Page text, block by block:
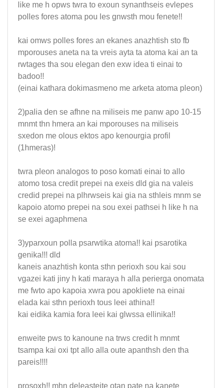
like me h opws twra to exoun synanthseis evlepes
polles fores atoma pou les gnwsth mou fenete!!
kai omws polles fores an ekanes anazhtish sto fb
mporouses aneta na ta vreis ayta ta atoma kai an ta
rwtages tha sou elegan den exw idea ti einai to
badoo!!
(einai kathara dokimasmeno me arketa atoma pleon)
2)palia den se afhne na miliseis me panw apo 10-15
mnmt thn hmera an kai mporouses na miliseis
sxedon me olous ektos apo kenourgia profil
(1hmeras)!
twra pleon analogos to poso komati einai to allo
atomo tosa credit prepei na exeis dld gia na valeis
credid prepei na plhrwseis kai gia na sthleis mnm se
kapoio atomo prepei na sou exei pathsei h like h na
se exei agaphmena
3)yparxoun polla psarwtika atoma!! kai psarotika
genika!!! dld
kaneis anazhtish konta sthn perioxh sou kai sou
vgazei kati jiny h kati maraya h alla perierga onomata
me fwto apo kapoia xwra pou apokliete na einai
elada kai sthn perioxh tous leei athina!!
kai eidika kamia fora leei kai glwssa ellinika!!
enweite pws to kanoune na trws credit h mnmt
tsampa kai oxi tpt allo alla oute apanthsh den tha
pareis!!!!
prosoxh!! mhn deleasteite otan pate na kanete